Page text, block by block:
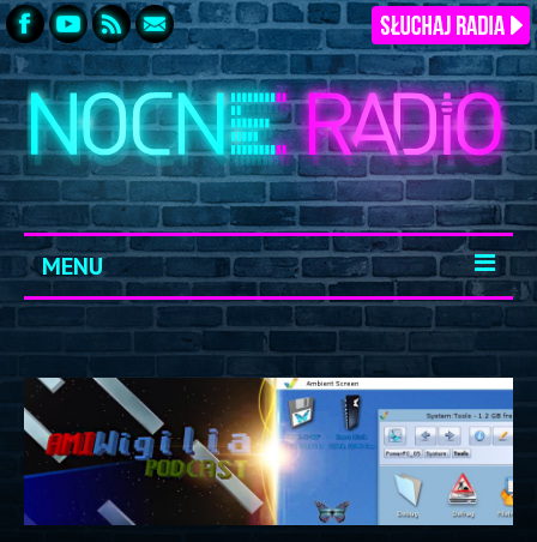
MENU
START
ARCHIWUM
KONTAKT
LOGOWANIE